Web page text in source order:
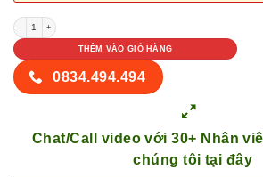
CỬA NHỰA ABS HÀN QUỐC KOS 105A-K0201 số lượng
THÊM VÀO GIỎ HÀNG
0834.494.494
Chat/Call video với 30+ Nhân
chúng tôi tại đây